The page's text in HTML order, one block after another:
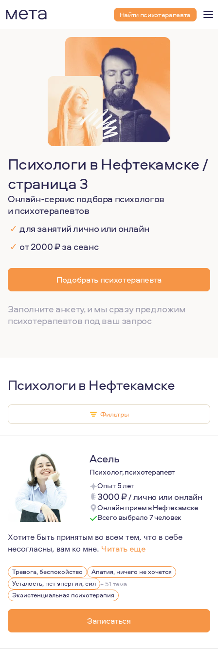
Найти психотерапевта
Психологи в Нефтекамске /
страница 3
Онлайн-сервис подбора психологов
и психотерапевтов
✓ для занятий лично или онлайн
✓ от 2000 ₽ за сеанс
Подобрать психотерапевта
Заполните анкету, и мы сразу предложим
психотерапевтов под ваш запрос
Психологи в Нефтекамске
Фильтры
Асель
Психолог, психотерапевт
Опыт 5 лет
3000₽/лично или онлайн
Онлайн прием в Нефтекамске
Всего выбрало 7 человек
Хотите быть принятым во всем тем, что в себе
несогласны, вам ко мне. Читать еще
Мне всегда был интересен человек: какой он, что им
Также важное об о мне: на протяжении четырех лет я
Тревога, беспокойство
Апатия, ничего не хочется
Усталость, нет энергии, сил + 51 тема
Экзистенциальная психотерапия
Записаться